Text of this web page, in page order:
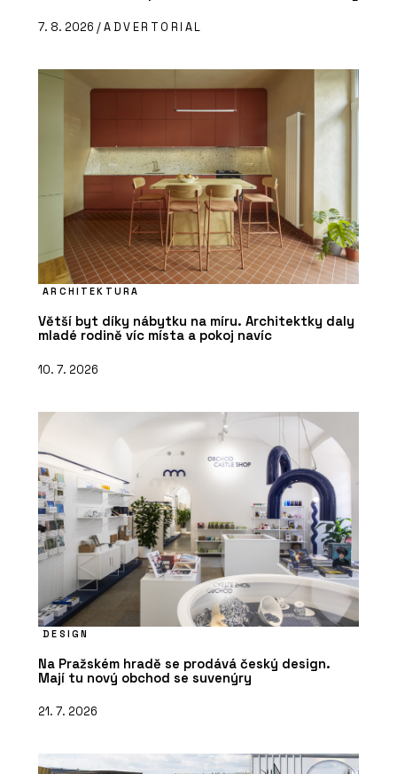
7. 8. 2026 /ADVERTORIAL
ARCHITEKTURA
Větší byt díky nábytku na míru. Architektky daly
mladé rodině víc místa a pokoj navíc
10. 7. 2026
DESIGN
Na Pražském hradě se prodává český design.
Mají tu nový obchod se suvenýry
21. 7. 2026